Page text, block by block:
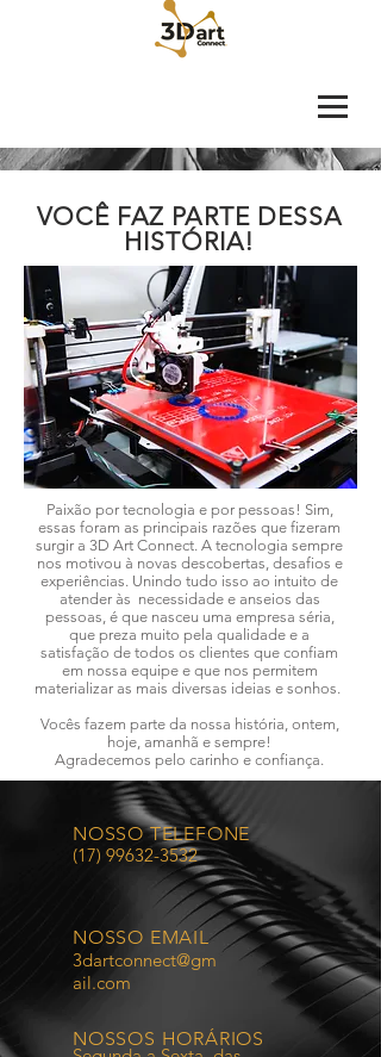
VOCÊ FAZ PARTE DESSA
HISTÓRIA!
Paixão por tecnologia e por pessoas! Sim,
essas foram as principais razões que fizeram
surgir a 3D Art Connect. A tecnologia sempre
nos motivou à novas descobertas, desafios e
experiências. Unindo tudo isso ao intuito de
atender às necessidade e anseios das
pessoas, é que nasceu uma empresa séria,
que preza muito pela qualidade e a
satisfação de todos os clientes que confiam
em nossa equipe e que nos permitem
materializar as mais diversas ideias e sonhos.
Vocês fazem parte da nossa história, ontem,
hoje, amanhã e sempre!
Agradecemos pelo carinho e confiança.
NOSSO TELEFONE
(17) 99632-3532
NOSSO EMAIL
3dartconnect@gm
ail.com
NOSSOS HORÁRIOS